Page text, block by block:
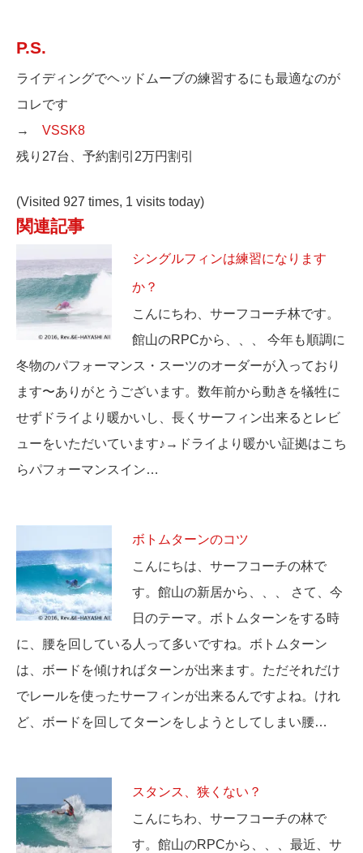
P.S.
ライディングでヘッドムーブの練習するにも最適なのが
コレです
→ VSSK8
残り27台、予約割引2万円割引
(Visited 927 times, 1 visits today)
関連記事
シングルフィンは練習になります
か？
こんにちわ、サーフコーチ林です。
館山のRPCから、、、 今年も順調に
冬物のパフォーマンス・スーツのオーダーが入っており
ます〜ありがとうございます。数年前から動きを犠牲に
せずドライより暖かいし、長くサーフィン出来るとレビ
ューをいただいています♪→ドライより暖かい証拠はこち
らパフォーマンスイン…
ボトムターンのコツ
こんにちは、サーフコーチの林で
す。館山の新居から、、、 さて、今
日のテーマ。ボトムターンをする時
に、腰を回している人って多いですね。ボトムターン
は、ボードを傾ければターンが出来ます。ただそれだけ
でレールを使ったサーフィンが出来るんですよね。けれ
ど、ボードを回してターンをしようとしてしまい腰…
スタンス、狭くない？
こんにちわ、サーフコーチの林で
す。館山のRPCから、、、最近、サ